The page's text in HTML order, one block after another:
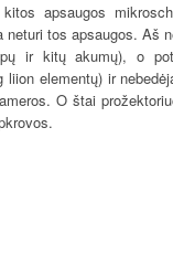
apsaugos
neturi tos apsaugos. Aš
ir kitų akumų), o
liion elementų) ir
O štai